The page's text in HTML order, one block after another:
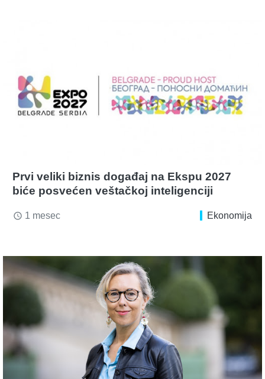
Prvi veliki biznis događaj na Ekspu 2027
biće posvećen veštačkoj inteligenciji
access_time 1 mesec Ekonomija